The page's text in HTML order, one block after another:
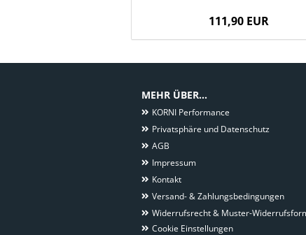
111,90 EUR
MEHR ÜBER...
KORNI Performance
Privatsphäre und Datenschutz
AGB
Impressum
Kontakt
Versand- & Zahlungsbedingungen
Widerrufsrecht & Muster-
Cookie Einstellungen